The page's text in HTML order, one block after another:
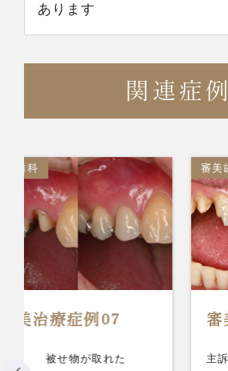
あります
関連症例
審美歯科
審美治療症例04
主訴
被せ物が壊れた